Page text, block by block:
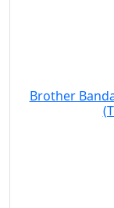
Brother